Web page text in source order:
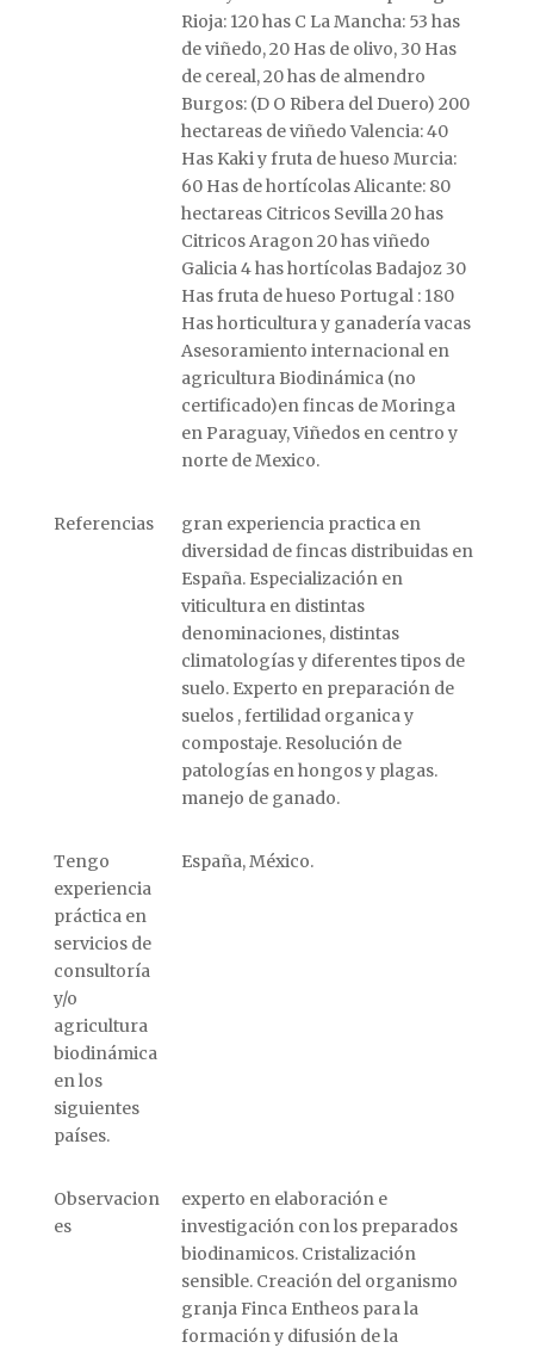
Rioja: 120 has C La Mancha: 53 has
de viñedo, 20 Has de olivo, 30 Has
de cereal, 20 has de almendro
Burgos: (D O Ribera del Duero) 200
hectareas de viñedo Valencia: 40
Has Kaki y fruta de hueso Murcia:
60 Has de hortícolas Alicante: 80
hectareas Citricos Sevilla 20 has
Citricos Aragon 20 has viñedo
Galicia 4 has hortícolas Badajoz 30
Has fruta de hueso Portugal : 180
Has horticultura y ganadería vacas
Asesoramiento internacional en
agricultura Biodinámica (no
certificado)en fincas de Moringa
en Paraguay, Viñedos en centro y
norte de Mexico.
Referencias
gran experiencia practica en
diversidad de fincas distribuidas en
España. Especialización en
viticultura en distintas
denominaciones, distintas
climatologías y diferentes tipos de
suelo. Experto en preparación de
suelos , fertilidad organica y
compostaje. Resolución de
patologías en hongos y plagas.
manejo de ganado.
Tengo
experiencia
práctica en
servicios de
consultoría
y/o
agricultura
biodinámica
en los
siguientes
países.
España, México.
Observacion
es
experto en elaboración e
investigación con los preparados
biodinamicos. Cristalización
sensible. Creación del organismo
granja Finca Entheos para la
formación y difusión de la